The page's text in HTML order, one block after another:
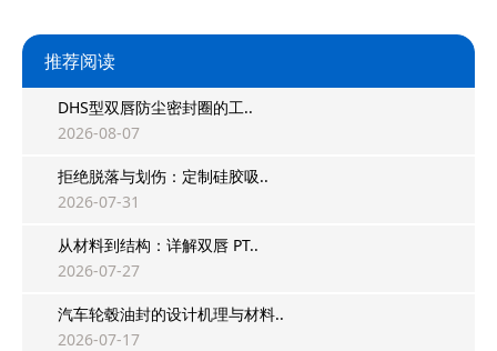
推荐阅读
DHS型双唇防尘密封圈的工..
2026-08-07
拒绝脱落与划伤：定制硅胶吸..
2026-07-31
从材料到结构：详解双唇 PT..
2026-07-27
汽车轮毂油封的设计机理与材料..
2026-07-17